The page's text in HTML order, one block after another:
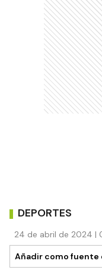
DEPORTES
24 de abril de 2024 |
Añadir como fuente